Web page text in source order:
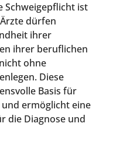
Schweigepflicht ist
dürfen
ihrer
ihrer beruflichen
ohne
Diese
Basis für
ermöglicht eine
die Diagnose und